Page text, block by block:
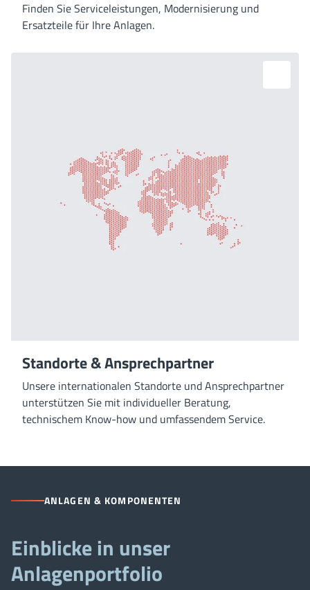
Finden Sie Serviceleistungen, Modernisierung und
Ersatzteile für Ihre Anlagen.
Standorte & Ansprechpartner
Unsere internationalen Standorte und Ansprechpartner
unterstützen Sie mit individueller Beratung,
technischem Know-how und umfassendem Service.
ANLAGEN & KOMPONENTEN
Einblicke in unser
Anlagenportfolio